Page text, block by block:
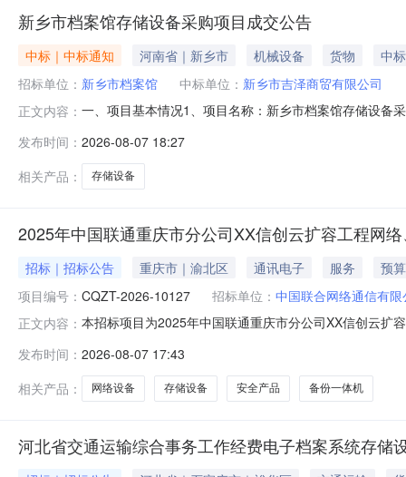
新乡市档案馆存储设备采购项目成交公告
中标｜中标通知 河南省｜新乡市 机械设备 货物
中
招标单位： 新乡市档案馆 中标单位： 新乡市吉泽商贸有限公司
正文内容： 一、项目基本情况1、项目名称：新乡市档案馆存储设备
档案馆：0373-3669106
发布时间： 2026-08-07 18:27
相关产品：
存储设备
2025年中国联通重庆市分公司XX信创云扩容工程网
招标｜招标公告 重庆市｜渝北区 通讯电子 服务
预
项目编号： CQZT-2026-10127 招标单位： 中国联合网络通信有
正文内容： 本招标项目为2025年中国联通重庆市分公司XX信创云扩
人（以下简称投标人）可前来投标。1．项目概况与招标
要求详见技
发布时间： 2026-08-07 17:43
相关产品：
网络设备 存储设备 安全产品 备份一体机
河北省交通运输综合事务工作经费电子档案系统存储